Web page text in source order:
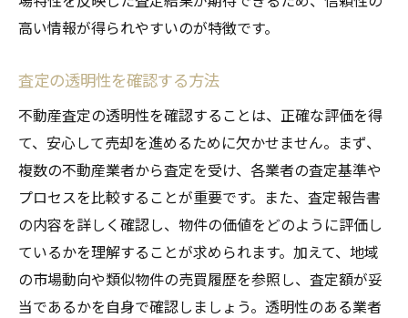
高い情報が得られやすいのが特徴です。
査定の透明性を確認する方法
不動産査定の透明性を確認することは、正確な評価を得
て、安心して売却を進めるために欠かせません。まず、
複数の不動産業者から査定を受け、各業者の査定基準や
プロセスを比較することが重要です。また、査定報告書
の内容を詳しく確認し、物件の価値をどのように評価し
ているかを理解することが求められます。加えて、地域
の市場動向や類似物件の売買履歴を参照し、査定額が妥
当であるかを自身で確認しましょう。透明性のある業者